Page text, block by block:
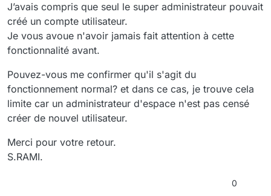
J’avais compris que seul le super administrateur pouvait
créé un compte utilisateur.
Je vous avoue n'avoir jamais fait attention à cette
fonctionnalité avant.
Pouvez-vous me confirmer qu'il s'agit du
fonctionnement normal? et dans ce cas, je trouve cela
limite car un administrateur d'espace n'est pas censé
créer de nouvel utilisateur.
Merci pour votre retour.
S.RAMI.
0